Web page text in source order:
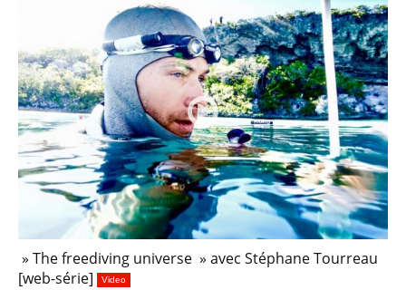
» The freediving universe » avec Stéphane Tourreau
[web-série]
Video